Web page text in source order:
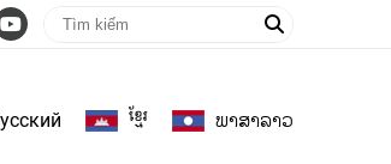
ខ្មែរ ພາ​ສາ​ລາວ